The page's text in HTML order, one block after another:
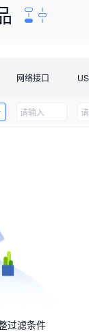
网络接口
过滤条件